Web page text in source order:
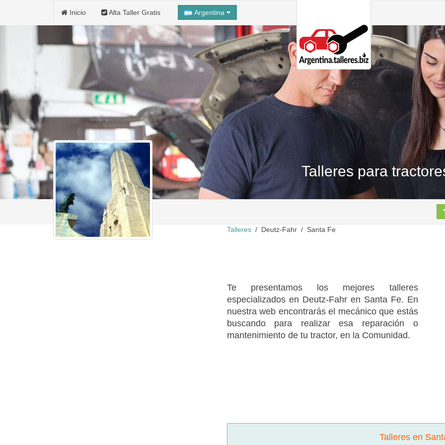
Inicio Alta Taller Gratis Argentina
Talleres para
Talleres Deutz-Fahr Santa Fe
Te presentamos los mejores talleres
especializados en Deutz-Fahr en Santa Fe. En
nuestra web encontrarás el mecánico que estás
buscando para realizar esa reparación o
mantenimiento de tu tractor, en la Comunidad.
Talleres en